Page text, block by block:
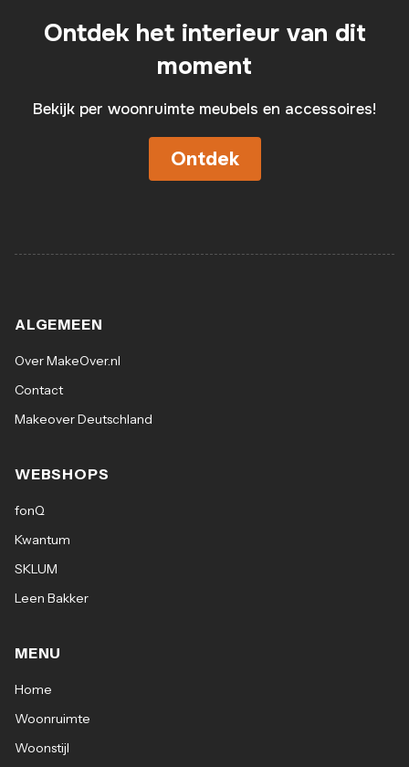
Ontdek het interieur van dit
moment
Bekijk per woonruimte meubels en accessoires!
Ontdek
ALGEMEEN
Over MakeOver.nl
Contact
Makeover Deutschland
WEBSHOPS
fonQ
Kwantum
SKLUM
Leen Bakker
MENU
Home
Woonruimte
Woonstijl